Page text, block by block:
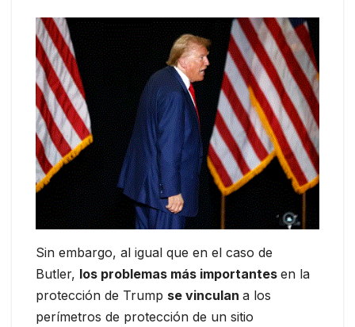
Sin embargo, al igual que en el caso de
Butler, los problemas más importantes en la
protección de Trump se vinculan a los
perímetros de protección de un sitio